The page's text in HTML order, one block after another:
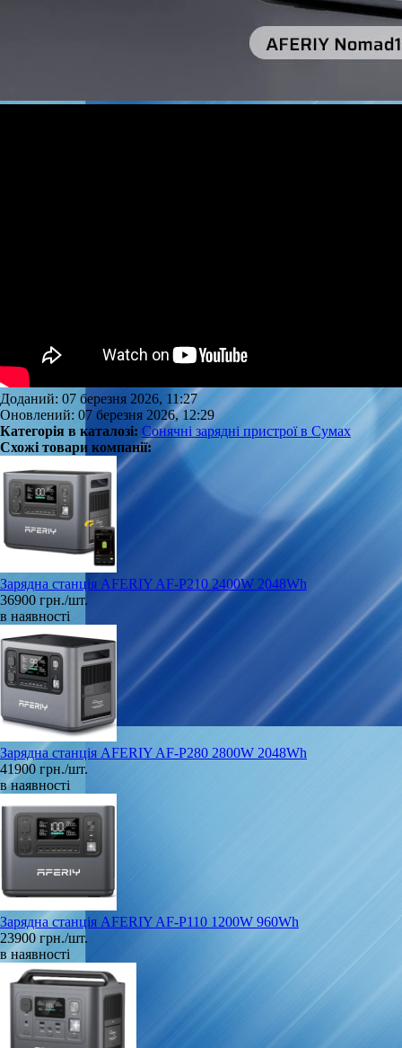
Доданий: 07 березня 2026, 11:27
Оновлений: 07 березня 2026, 12:29
Категорія в каталозі: Сонячні зарядні пристрої в Сумах
Схожі товари компанії:
Зарядна станція AFERIY AF-P210 2400W 2048Wh
36900 грн./шт.
в наявності
Зарядна станція AFERIY AF-P280 2800W 2048Wh
41900 грн./шт.
в наявності
Зарядна станція AFERIY AF-P110 1200W 960Wh
23900 грн./шт.
в наявності